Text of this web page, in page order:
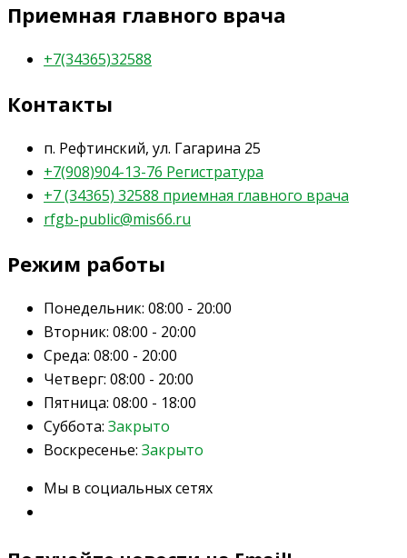
Приемная главного врача
+7(34365)32588
Контакты
п. Рефтинский, ул. Гагарина 25
+7(908)904-13-76 Регистратура
+7 (34365) 32588 приемная главного врача
rfgb-public@mis66.ru
Режим работы
Понедельник: 08:00 - 20:00
Вторник: 08:00 - 20:00
Среда: 08:00 - 20:00
Четверг: 08:00 - 20:00
Пятница: 08:00 - 18:00
Суббота: Закрыто
Воскресенье: Закрыто
Мы в социальных сетях